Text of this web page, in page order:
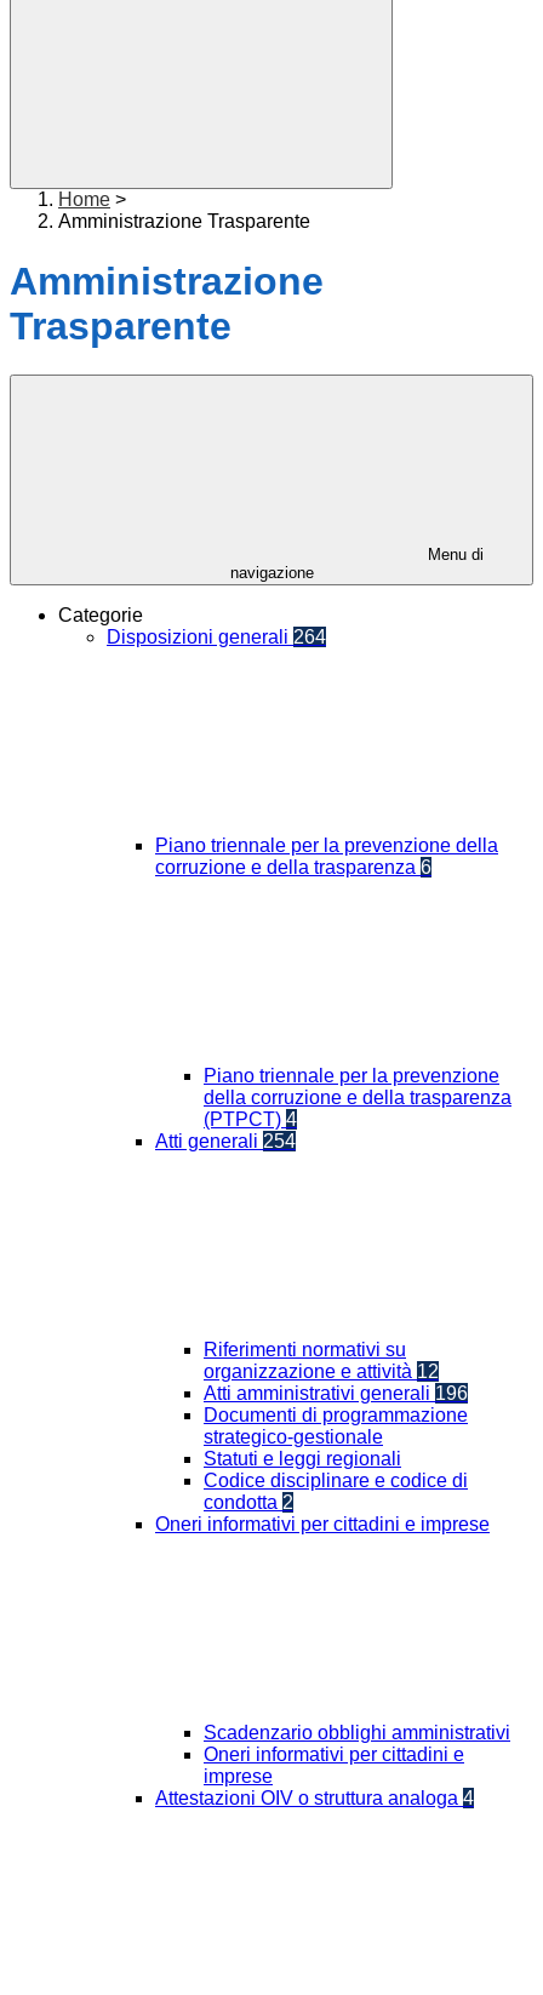
Home >
Amministrazione Trasparente
Amministrazione
Trasparente
Menu di
navigazione
Categorie
Disposizioni generali 264
Piano triennale per la prevenzione della
corruzione e della trasparenza 6
Piano triennale per la prevenzione
della corruzione e della trasparenza
(PTPCT) 4
Atti generali 254
Riferimenti normativi su
organizzazione e attività 12
Atti amministrativi generali 196
Documenti di programmazione
strategico-gestionale
Statuti e leggi regionali
Codice disciplinare e codice di
condotta 2
Oneri informativi per cittadini e imprese
Scadenzario obblighi amministrativi
Oneri informativi per cittadini e
imprese
Attestazioni OIV o struttura analoga 4